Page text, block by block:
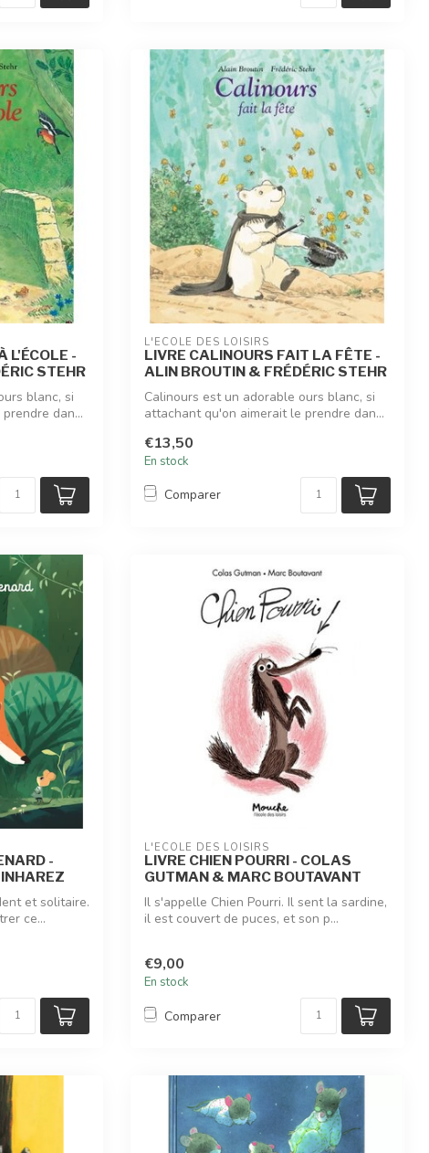
L'ÉCOLE -
STEHR
blanc, si
dan...
L'ÉCOLE DES LOISIRS
LIVRE CALINOURS FAIT LA FÊTE -
ALIN BROUTIN & FRÉDÉRIC STEHR
Calinours est un adorable ours blanc, si
attachant qu'on aimerait le prendre dan...
€13,50
En stock
Comparer
-
et solitaire.
ce...
L'ÉCOLE DES LOISIRS
LIVRE CHIEN POURRI - COLAS
GUTMAN & MARC BOUTAVANT
Il s'appelle Chien Pourri. Il sent la sardine,
il est couvert de puces, et son p...
€9,00
En stock
Comparer